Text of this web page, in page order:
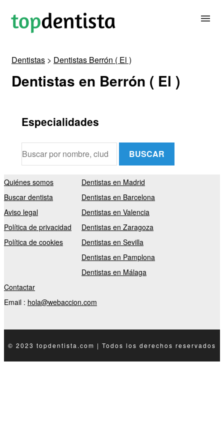
BUSCAR DENTISTA
CONTACTAR
Dentistas > Dentistas Berrón ( El )
Dentistas en Berrón ( El )
Especialidades
BUSCAR
Quiénes somos
Buscar dentista
Aviso legal
Política de privacidad
Política de cookies
Dentistas en Madrid
Dentistas en Barcelona
Dentistas en Valencia
Dentistas en Zaragoza
Dentistas en Sevilla
Dentistas en Pamplona
Dentistas en Málaga
Contactar
Email : hola@webaccion.com
© 2023 topdentista.com | Todos los derechos reservados